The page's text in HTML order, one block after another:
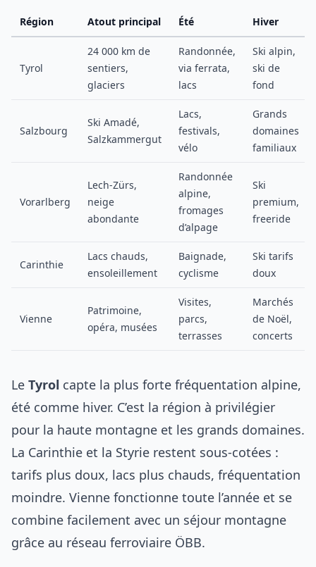
Région Atout principal Été Hiver
Tyrol
24 000 km de
sentiers,
glaciers
Randonnée,
via ferrata,
lacs
Ski alpin,
ski de
fond
Salzbourg
Ski Amadé,
Salzkammergut
Lacs,
festivals,
vélo
Grands
domaines
familiaux
Vorarlberg
Lech-Zürs,
neige
abondante
Randonnée
alpine,
fromages
d’alpage
Ski
premium,
freeride
Carinthie
Lacs chauds,
ensoleillement
Baignade,
cyclisme
Ski tarifs
doux
Vienne
Patrimoine,
opéra, musées
Visites,
parcs,
terrasses
Marchés
de Noël,
concerts
Le Tyrol capte la plus forte fréquentation alpine,
été comme hiver. C’est la région à privilégier
pour la haute montagne et les grands domaines.
La Carinthie et la Styrie restent sous-cotées :
tarifs plus doux, lacs plus chauds, fréquentation
moindre. Vienne fonctionne toute l’année et se
combine facilement avec un séjour montagne
grâce au réseau ferroviaire ÖBB.